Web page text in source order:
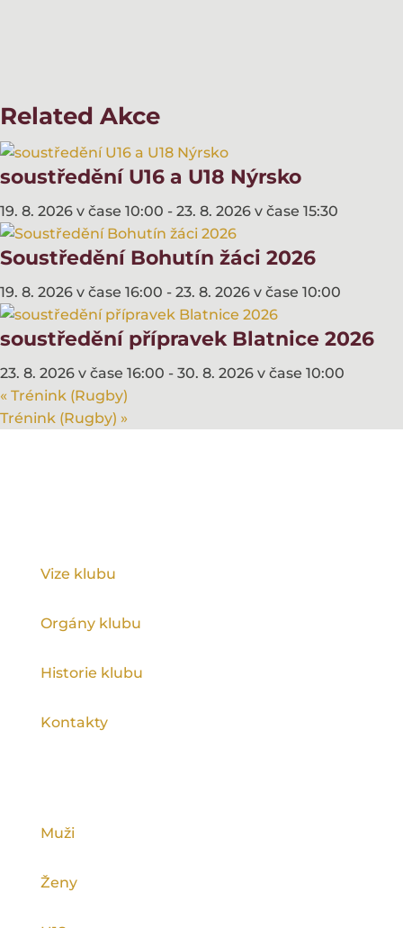
Related Akce
soustředění U16 a U18 Nýrsko
19. 8. 2026 v čase 10:00 - 23. 8. 2026 v čase 15:30
Soustředění Bohutín žáci 2026
19. 8. 2026 v čase 16:00 - 23. 8. 2026 v čase 10:00
soustředění přípravek Blatnice 2026
23. 8. 2026 v čase 16:00 - 30. 8. 2026 v čase 10:00
« Trénink (Rugby)
Trénink (Rugby) »
Vize klubu
Orgány klubu
Historie klubu
Kontakty
Muži
Ženy